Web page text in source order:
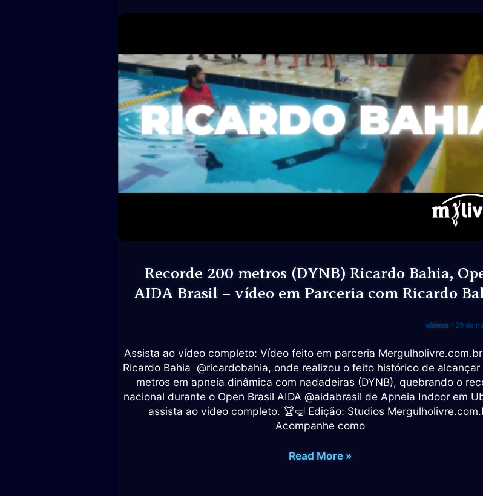
Tempo
Chegue
aos
05
Minutos
com
Instrutor
Rafa
Guarapa
Recorde 200 metros (DYNB) Ricardo Bahia,
AIDA Brasil – vídeo em Parceria com Ricardo
vídeos / 29 de
Assista ao vídeo completo: Vídeo feito em parceria
Ricardo Bahia @ricardobahia, onde realizou o feito histórico de alcançar
metros em apneia dinâmica com nadadeiras (DYNB), quebrando o
nacional durante o Open Brasil AIDA @aidabrasil de Apneia Indoor em
assista ao vídeo completo. 🏆🤿 Edição: Studios
Acompanhe como
Recorde
Read More »